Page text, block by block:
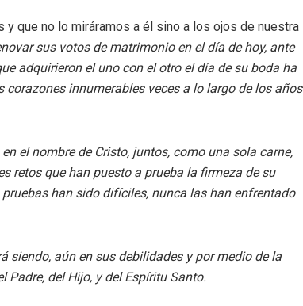
que no lo miráramos a él sino a los ojos de nuestra
sus votos de matrimonio en el día de hoy, ante
adquirieron el uno con el otro el día de su boda ha
innumerables veces a lo largo de los años
el nombre de Cristo, juntos, como una sola carne,
retos que han puesto a prueba la firmeza de su
han sido difíciles, nunca las han enfrentado
siendo, aún en sus debilidades y por medio de la
del Hijo, y del Espíritu Santo.